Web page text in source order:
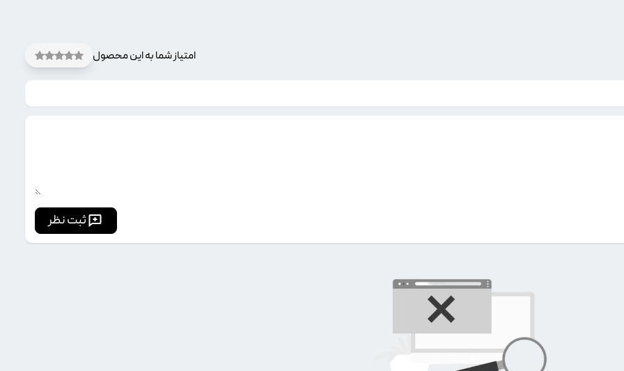
امتیاز شما به این محصول
ثبت نظر